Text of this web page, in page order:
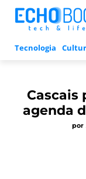
Tecnologia
Cascais
agenda
por